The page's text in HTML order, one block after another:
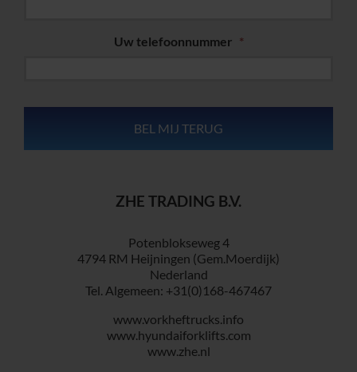
Uw telefoonnummer *
ZHE TRADING B.V.
Potenblokseweg 4
4794 RM Heijningen (Gem.Moerdijk)
Nederland
Tel. Algemeen: +31(0)168-467467
www.vorkheftrucks.info
www.hyundaiforklifts.com
www.zhe.nl